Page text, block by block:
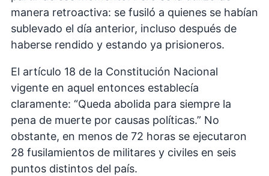
manera retroactiva: se fusiló a quienes se habían
sublevado el día anterior, incluso después de
haberse rendido y estando ya prisioneros.
El artículo 18 de la Constitución Nacional
vigente en aquel entonces establecía
claramente: “Queda abolida para siempre la
pena de muerte por causas políticas.” No
obstante, en menos de 72 horas se ejecutaron
28 fusilamientos de militares y civiles en seis
puntos distintos del país.